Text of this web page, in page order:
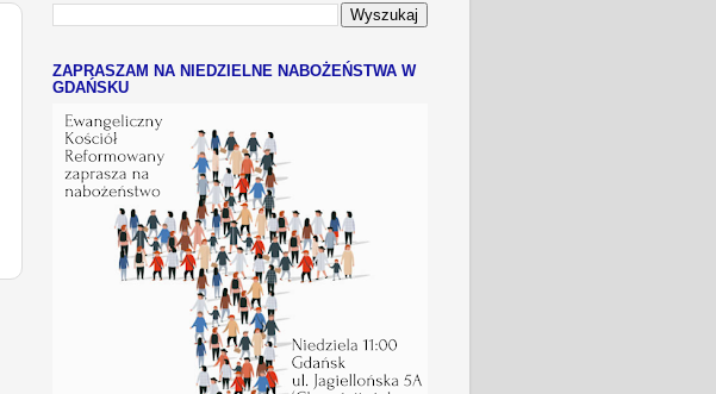
ZAPRASZAM NA NIEDZIELNE NABOŻEŃSTWA W
GDAŃSKU